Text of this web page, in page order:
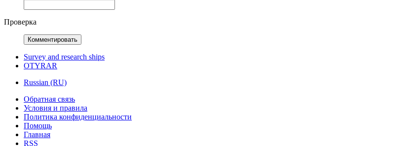
Проверка
Комментировать
Survey and research ships
OTYRAR
Russian (RU)
Обратная связь
Условия и правила
Политика конфиденциальности
Помощь
Главная
RSS